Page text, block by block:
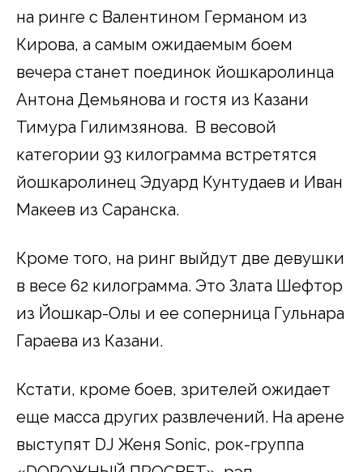
на ринге с Валентином Германом из
Кирова, а самым ожидаемым боем
вечера станет поединок йошкаролинца
Антона Демьянова и гостя из Казани
Тимура Гилимзянова. В весовой
категории 93 килограмма встретятся
йошкаролинец Эдуард Кунтудаев и Иван
Макеев из Саранска.
Кроме того, на ринг выйдут две девушки
в весе 62 килограмма. Это Злата Шефтор
из Йошкар-Олы и ее соперница Гульнара
Гараева из Казани.
Кстати, кроме боев, зрителей ожидает
еще масса других развлечений. На арене
выступят DJ Женя Sonic, рок-группа